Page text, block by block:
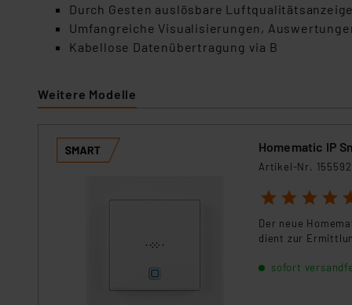
Datenschutz nach EU-
Daten in
Unsere Kooperation mit
Durch Gesten auslösbare
Umfangreiche Visualisierungen,
Kabellose Datenübertragung via B
Weitere Modelle
Homematic IP
Artikel-Nr. 155592
1 2 3 4 5
Der neue
dient zur
sofort